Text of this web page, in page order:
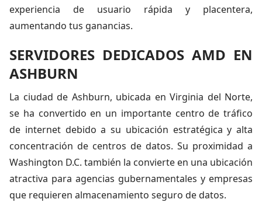
experiencia de usuario rápida y placentera,
aumentando tus ganancias.
SERVIDORES DEDICADOS AMD EN
ASHBURN
La ciudad de Ashburn, ubicada en Virginia del Norte,
se ha convertido en un importante centro de tráfico
de internet debido a su ubicación estratégica y alta
concentración de centros de datos. Su proximidad a
Washington D.C. también la convierte en una ubicación
atractiva para agencias gubernamentales y empresas
que requieren almacenamiento seguro de datos.